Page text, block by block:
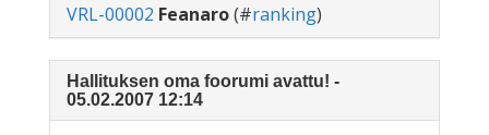
VRL-00002 Feanaro(#ranking)
Hallituksen oma foorumi avattu! -
05.02.2007 12:14